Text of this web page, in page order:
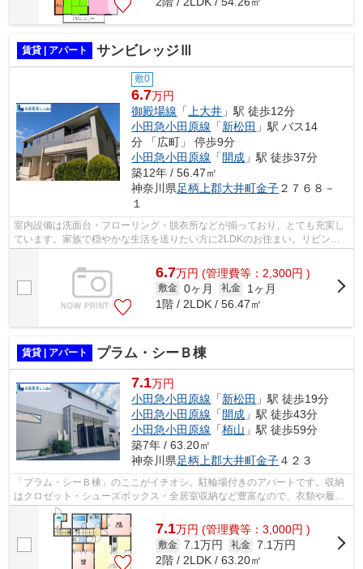
賃貸 | アパート サンビレッジⅢ
敷0
6.7万円
御殿場線 「 上大井 」駅 徒歩12分
小田急小田原線 「新松田 」駅 バス14
分 「広町」 停歩9分
小田急小田原線 「開成 」駅 徒歩37分
築12年 / 56.47㎡
神奈川県足柄上郡大井町金子２７６８－
１
室内設備は洗面台・フローリング・脱衣所などが揃っており、とても充実し
ています。家族で穏やかな生活を送りたい方に2LDKのお住まい。リビング
6.7万円 (管理費等：2,300円 )
敷金 0ヶ月 礼金
1ヶ月
1階 / 2LDK / 56.47㎡
賃貸 | アパート プラム・シーＢ棟
7.1万円
小田急小田原線 「新松田 」駅 徒歩19分
小田急小田原線 「開成 」駅 徒歩43分
小田急小田原線 「栢山 」駅 徒歩59分
築7年 / 63.20㎡
神奈川県足柄上郡大井町金子４２３
「プラム・シーＢ棟」のここがイチオシ。駐輪場付きのアパートです。収納
はクロゼット・シューズボックス・全居室収納など豊富なので、衣類や履き
物の整理がしやすく便利です。こちら...
7.1万円 (管理費等：3,000円 )
敷金 7.1万円 礼金 7.1万円
2階 / 2LDK / 63.20㎡